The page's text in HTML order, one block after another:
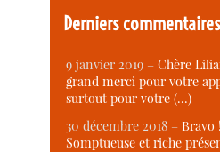
Derniers commentaires
9 janvier 2019 –Chère
grand merci pour votre
surtout pour votre (…)
30 décembre 2018 –Bravo !
Somptueuse et riche